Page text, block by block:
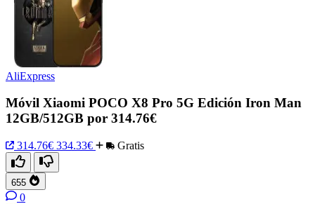
AliExpress
Móvil Xiaomi POCO X8 Pro 5G Edición Iron Man
12GB/512GB por 314.76€
314.76€ 334.33€ Gratis
655
0